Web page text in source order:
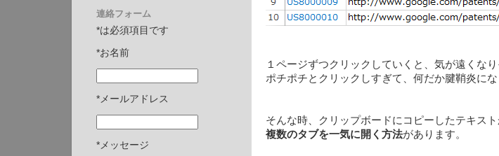
１ページずつクリックしていくと、気が遠くなり
ポチポチとクリックしすぎて、何だか腱鞘炎に
そんな時、クリップボードにコピーしたテキスト
複数のタブを一気に開く方法があります。
連絡フォーム
*は必須項目です
*お名前
*メールアドレス
*メッセージ